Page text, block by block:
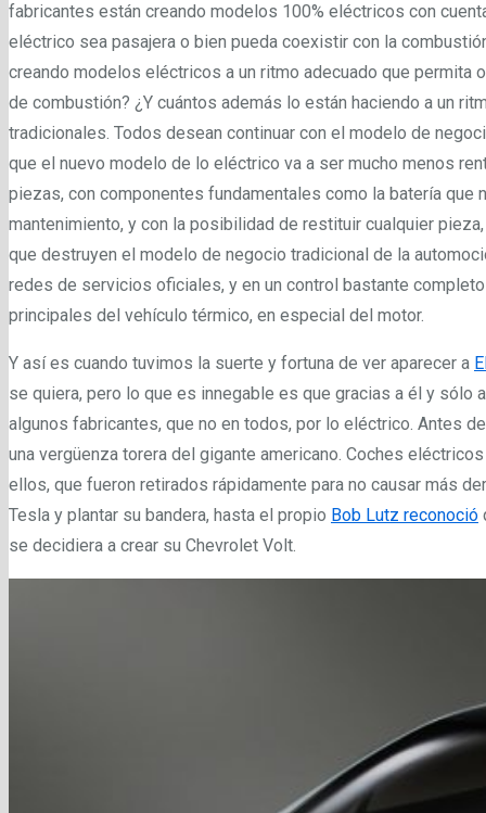
fabricantes están creando modelos 100% eléctricos con
eléctrico sea pasajera o bien pueda coexistir con la
creando modelos eléctricos a un ritmo adecuado que
de combustión? ¿Y cuántos además lo están haciendo a un
tradicionales. Todos desean continuar con el modelo de
que el nuevo modelo de lo eléctrico va a ser mucho menos
piezas, con componentes fundamentales como la batería que
mantenimiento, y con la posibilidad de restituir cualquier
que destruyen el modelo de negocio tradicional de la
redes de servicios oficiales, y en un control bastante
principales del vehículo térmico, en especial del motor.
Y así es cuando tuvimos la suerte y fortuna de ver aparecer a
se quiera, pero lo que es innegable es que gracias a él y sólo
algunos fabricantes, que no en todos, por lo eléctrico. Antes
una vergüenza torera del gigante americano. Coches
ellos, que fueron retirados rápidamente para no causar más
Tesla y plantar su bandera, hasta el propio Bob Lutz reconoció
se decidiera a crear su Chevrolet Volt.